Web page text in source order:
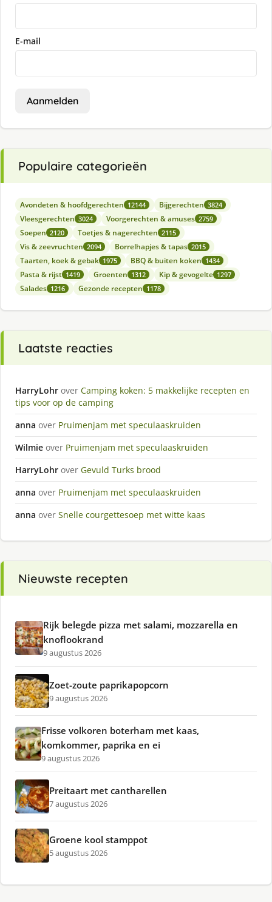
E-mail
Aanmelden
Populaire categorieën
Avondeten & hoofdgerechten 12144 Bijgerechten 3824
Vleesgerechten 3024 Voorgerechten & amuses 2759
Soepen 2120 Toetjes & nagerechten 2115
Vis & zeevruchten 2094 Borrelhapjes & tapas 2015
Taarten, koek & gebak 1975 BBQ & buiten koken 1434
Pasta & rijst 1419 Groenten 1312 Kip & gevogelte 1297
Salades 1216 Gezonde recepten 1178
Laatste reacties
HarryLohr over Camping koken: 5 makkelijke recepten en
tips voor op de camping
anna over Pruimenjam met speculaaskruiden
Wilmie over Pruimenjam met speculaaskruiden
HarryLohr over Gevuld Turks brood
anna over Pruimenjam met speculaaskruiden
anna over Snelle courgettesoep met witte kaas
Nieuwste recepten
Rijk belegde pizza met salami, mozzarella en
knoflookrand
9 augustus 2026
Zoet-zoute paprikapopcorn
9 augustus 2026
Frisse volkoren boterham met kaas,
komkommer, paprika en ei
9 augustus 2026
Preitaart met cantharellen
7 augustus 2026
Groene kool stamppot
5 augustus 2026